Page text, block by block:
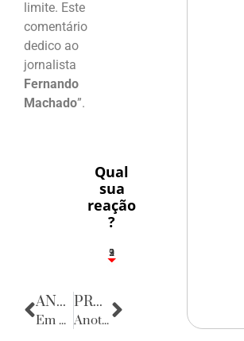
limite. Este
comentário
dedico ao
jornalista
Fernando
Machado”.
Qual
sua
reação
?
3
1
2
9
ANTERIOR
Em Todos Carnavais
PRÓXIMA
Anotações do Cotidiano